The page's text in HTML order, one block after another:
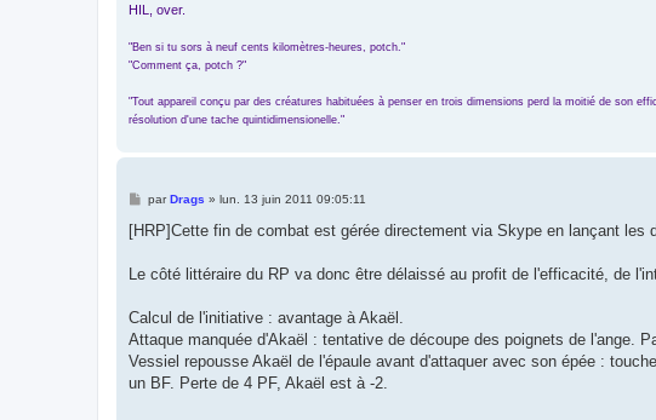
HIL, over.
"Ben si tu sors à neuf cents kilomètres-heures, potch."
"Comment ça, potch ?"
"Tout appareil conçu par des créatures habituées à penser en trois dimensions perd la moitié de son
résolution d'une tache quintidimensionelle."
M
s
g
parDrags » lun. 13 juin 2011 09:05:11
[HRP]Cette fin de combat est gérée directement via Skype en lançant
Le côté littéraire du RP va donc être délaissé au profit de l'efficacité, de
Calcul de l'initiative : avantage à Akaël.
Attaque manquée d'Akaël : tentative de découpe des poignets de l'ange.
Vessiel repousse Akaël de l'épaule avant d'attaquer avec son épée :
un BF. Perte de 4 PF, Akaël est à -2.